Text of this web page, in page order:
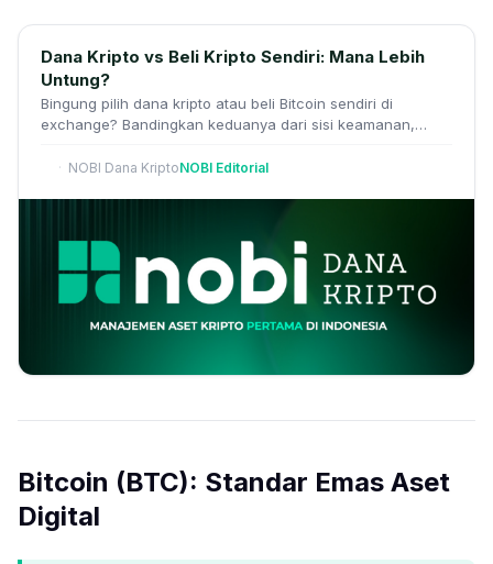
Dana Kripto vs Beli Kripto Sendiri: Mana Lebih
Untung?
Bingung pilih dana kripto atau beli Bitcoin sendiri di
exchange? Bandingkan keduanya dari sisi keamanan,
NOBI Dana KriptoNOBI Editorial
Bitcoin (BTC): Standar Emas Aset
Digital